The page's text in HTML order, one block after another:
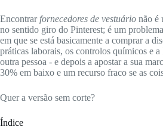
Encontrar fornecedores de vestuário não é
no sentido giro do Pinterest; é um
em que se está basicamente a comprar a
práticas laborais, os controlos químicos e
outra pessoa - e depois a apostar a sua
30% em baixo e um recurso fraco se as
Quer a versão sem corte?
Índice